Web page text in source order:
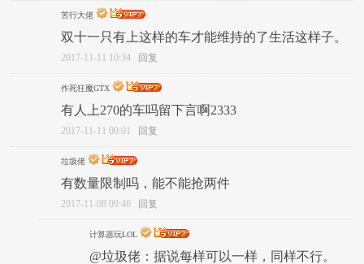
苦行大佬
双十一只有上这样的车才能维持的了生活这样子。
2017-11-11 10:34 回复
作死狂魔GTX
有人上270的车吗留下言啊2333
2017-11-11 00:01 回复
垃圾佬
有数量限制吗，能不能抢两件
2017-11-08 09:46 回复
计算器玩LOL
@垃圾佬：据说每样可以一样，同样不行。